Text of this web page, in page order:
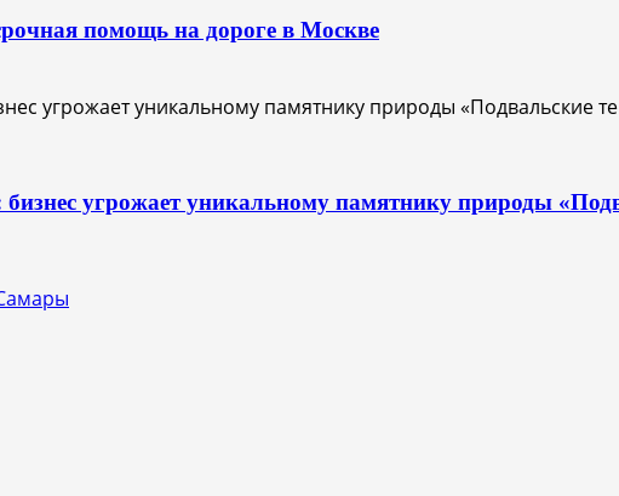
помощь на дороге в Москве
угрожает уникальному памятнику природы